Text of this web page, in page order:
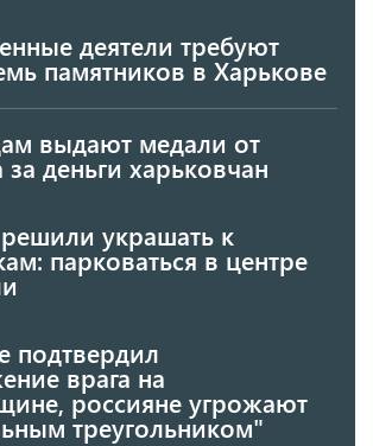
деятели требуют
памятников в Харькове
выдают медали от
за деньги харьковчан
украшать к
парковаться в центре
подтвердил
врага на
россияне угрожают
треугольником"